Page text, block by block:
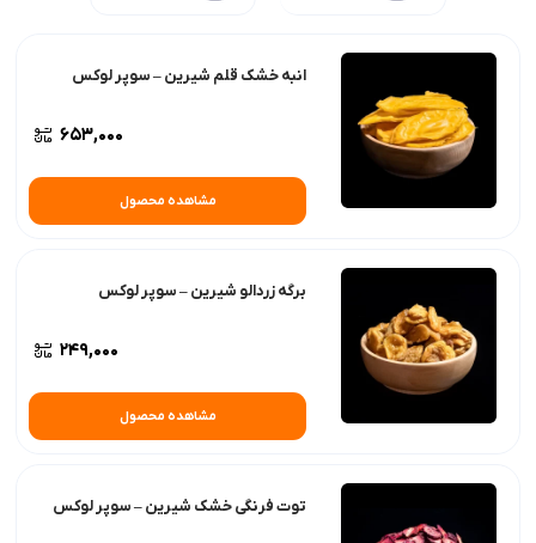
انبه خشک قلم شیرین – سوپر لوکس
653,000
مشاهده محصول
برگه زردالو شیرین – سوپر لوکس
249,000
مشاهده محصول
توت فرنگی خشک شیرین – سوپر لوکس